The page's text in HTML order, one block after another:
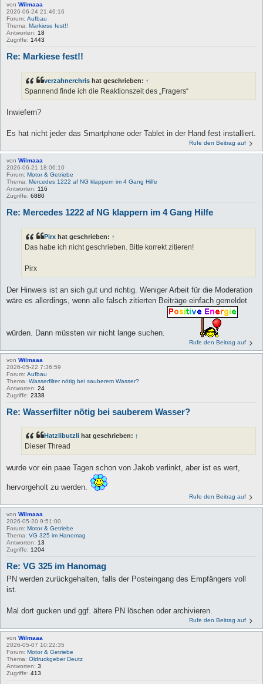
von Wilmaaa
2026-06-24 21:46:16
Forum: Aufbau
Thema: Markiese fest!!
Antworten: 18
Zugriffe: 1443
Re: Markiese fest!!
verzahnerchris hat geschrieben: ↑
Spannend finde ich die Reaktionszeit des „Fragers“
Inwiefern?
Es hat nicht jeder das Smartphone oder Tablet in der Hand fest installiert.
Rufe den Beitrag auf
von Wilmaaa
2026-06-21 18:06:10
Forum: Motor & Getriebe
Thema: Mercedes 1222 af NG klappern im 4 Gang Hilfe
Antworten: 116
Zugriffe: 6880
Re: Mercedes 1222 af NG klappern im 4 Gang Hilfe
Pirx hat geschrieben: ↑
Das habe ich nicht geschrieben. Bitte korrekt zitieren!
Pirx
Der Hinweis ist an sich gut und richtig. Weniger Arbeit für die Moderation
wäre es allerdings, wenn alle falsch zitierten Beiträge einfach gemeldet
würden. Dann müssten wir nicht lange suchen.
Rufe den Beitrag auf
von Wilmaaa
2026-05-22 7:36:59
Forum: Aufbau
Thema: Wasserfilter nötig bei sauberem Wasser?
Antworten: 24
Zugriffe: 2338
Re: Wasserfilter nötig bei sauberem Wasser?
Hatzlibutzli hat geschrieben: ↑
Dieser Thread
wurde vor ein paae Tagen schon von Jakob verlinkt, aber ist es wert,
hervorgeholt zu werden.
Rufe den Beitrag auf
von Wilmaaa
2026-05-20 9:51:00
Forum: Motor & Getriebe
Thema: VG 325 im Hanomag
Antworten: 13
Zugriffe: 1204
Re: VG 325 im Hanomag
PN werden zurückgehalten, falls der Posteingang des Empfängers voll
ist.
Mal dort gucken und ggf. ältere PN löschen oder archivieren.
Rufe den Beitrag auf
von Wilmaaa
2026-05-07 10:22:35
Forum: Motor & Getriebe
Thema: Öldruckgeber Deutz
Antworten: 3
Zugriffe: 413